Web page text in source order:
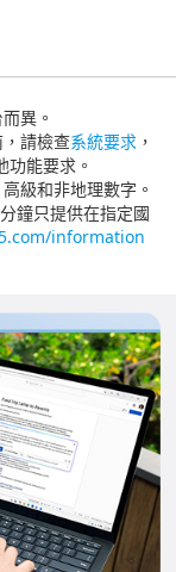
異。
請檢查系統要求 ，
能要求。
級和非地理數字。
鐘只提供在指定國
information